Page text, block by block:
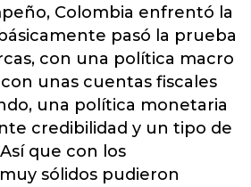
Colombia enfrentó la
pasó la prueba
con una política macro
unas cuentas fiscales
una política monetaria
credibilidad y un tipo de
que con los
sólidos pudieron